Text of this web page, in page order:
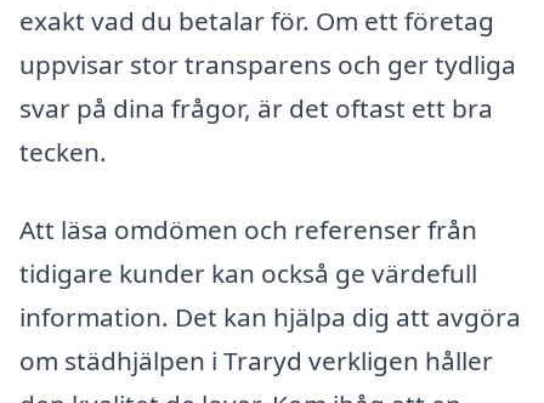
exakt vad du betalar för. Om ett företag
uppvisar stor transparens och ger tydliga
svar på dina frågor, är det oftast ett bra
tecken.
Att läsa omdömen och referenser från
tidigare kunder kan också ge värdefull
information. Det kan hjälpa dig att avgöra
om städhjälpen i Traryd verkligen håller